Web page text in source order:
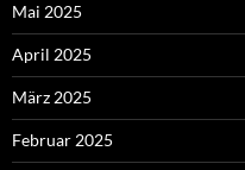
Mai 2025
April 2025
März 2025
Februar 2025